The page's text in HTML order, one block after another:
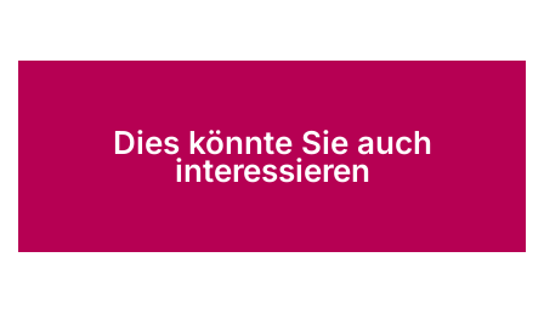
Dies könnte Sie auch
interessieren